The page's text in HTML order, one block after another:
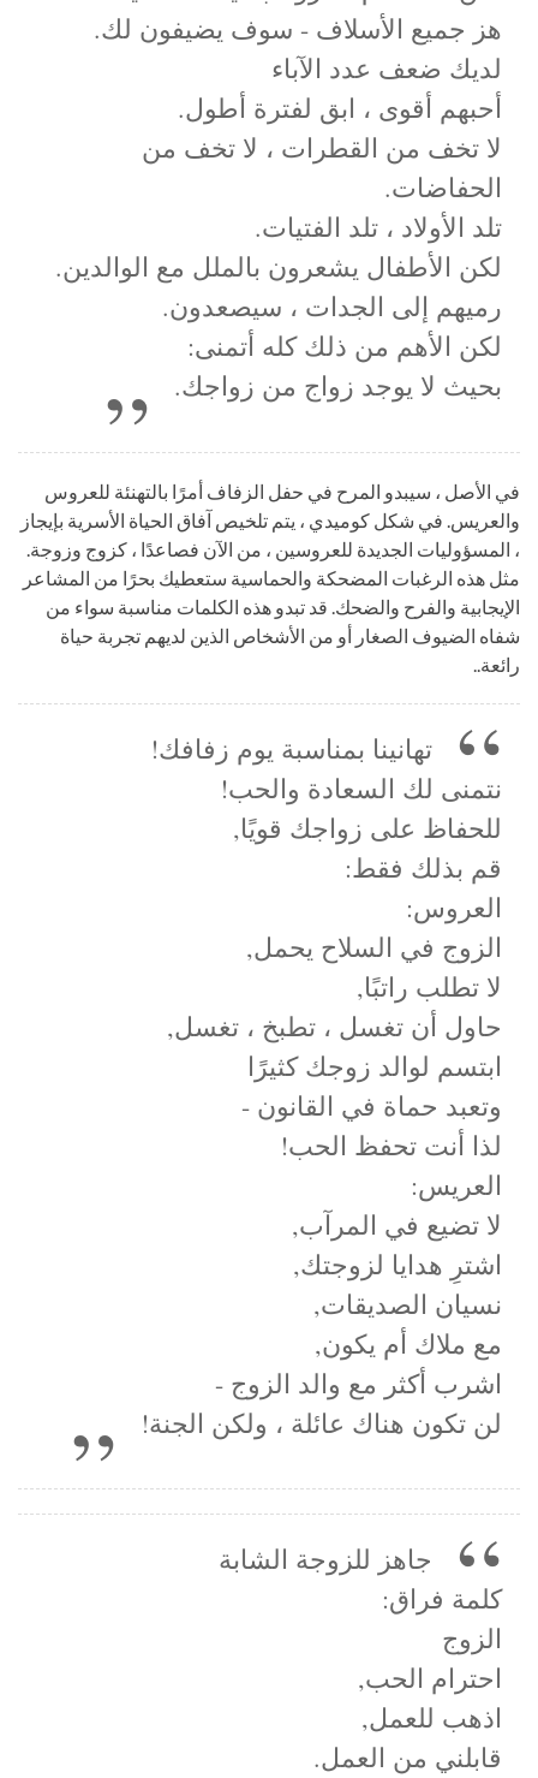
هز جميع الأسلاف - سوف يضيفون لك.
لديك ضعف عدد الآباء
أحبهم أقوى ، ابق لفترة أطول.
لا تخف من القطرات ، لا تخف من
الحفاضات.
تلد الأولاد ، تلد الفتيات.
لكن الأطفال يشعرون بالملل مع الوالدين.
رميهم إلى الجدات ، سيصعدون.
لكن الأهم من ذلك كله أتمنى:
بحيث لا يوجد زواج من زواجك.
في الأصل ، سيبدو المرح في حفل الزفاف أمرًا بالتهنئة للعروس
والعريس. في شكل كوميدي ، يتم تلخيص آفاق الحياة الأسرية بإيجاز
، المسؤوليات الجديدة للعروسين ، من الآن فصاعدًا ، كزوج وزوجة.
مثل هذه الرغبات المضحكة والحماسية ستعطيك بحرًا من المشاعر
الإيجابية والفرح والضحك. قد تبدو هذه الكلمات مناسبة سواء من
شفاه الضيوف الصغار أو من الأشخاص الذين لديهم تجربة حياة
رائعة..
تهانينا بمناسبة يوم زفافك!
نتمنى لك السعادة والحب!
للحفاظ على زواجك قويًا,
قم بذلك فقط:
العروس:
الزوج في السلاح يحمل,
لا تطلب راتبًا,
حاول أن تغسل ، تطبخ ، تغسل,
ابتسم لوالد زوجك كثيرًا
وتعبد حماة في القانون -
لذا أنت تحفظ الحب!
العريس:
لا تضيع في المرآب,
اشترِ هدايا لزوجتك,
نسيان الصديقات,
مع ملاك أم يكون,
اشرب أكثر مع والد الزوج -
لن تكون هناك عائلة ، ولكن الجنة!
جاهز للزوجة الشابة
كلمة فراق:
الزوج
احترام الحب,
اذهب للعمل,
قابلني من العمل.